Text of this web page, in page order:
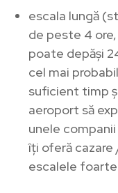
escala lungă
de peste 4
poate depăși
cel mai
suficient timp
aeroport să
unele
îți oferă
escalele foarte